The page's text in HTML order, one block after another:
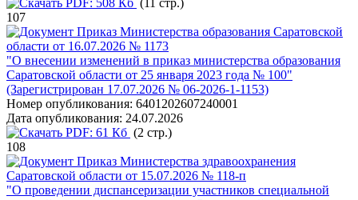
PDF: 508 Кб (11 стр.)
107
Приказ Министерства образования Саратовской
области от 16.07.2026 № 1173
"О внесении изменений в приказ министерства образования
Саратовской области от 25 января 2023 года № 100"
(Зарегистрирован 17.07.2026 № 06-2026-1-1153)
Номер опубликования: 6401202607240001
Дата опубликования: 24.07.2026
PDF: 61 Кб (2 стр.)
108
Приказ Министерства здравоохранения
Саратовской области от 15.07.2026 № 118-п
"О проведении диспансеризации участников специальной